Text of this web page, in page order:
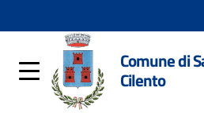
Comune di
Cilento